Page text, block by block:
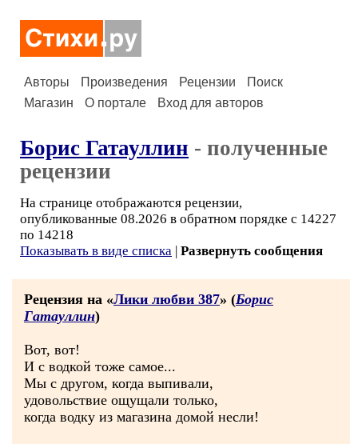
Авторы Произведения Рецензии
Поиск
Магазин
О портале Вход для авторов
Борис Гатауллин - полученные
рецензии
На странице отображаются рецензии,
опубликованные 08.2026 в обратном порядке с 14227
по 14218
Показывать в виде списка | Развернуть сообщения
Рецензия на «Лики любви 387» (Борис
Гатауллин)
Вот, вот!
И с водкой тоже самое...
Мы с другом, когда выпивали,
удовольствие ощущали только,
когда водку из магазина домой несли!